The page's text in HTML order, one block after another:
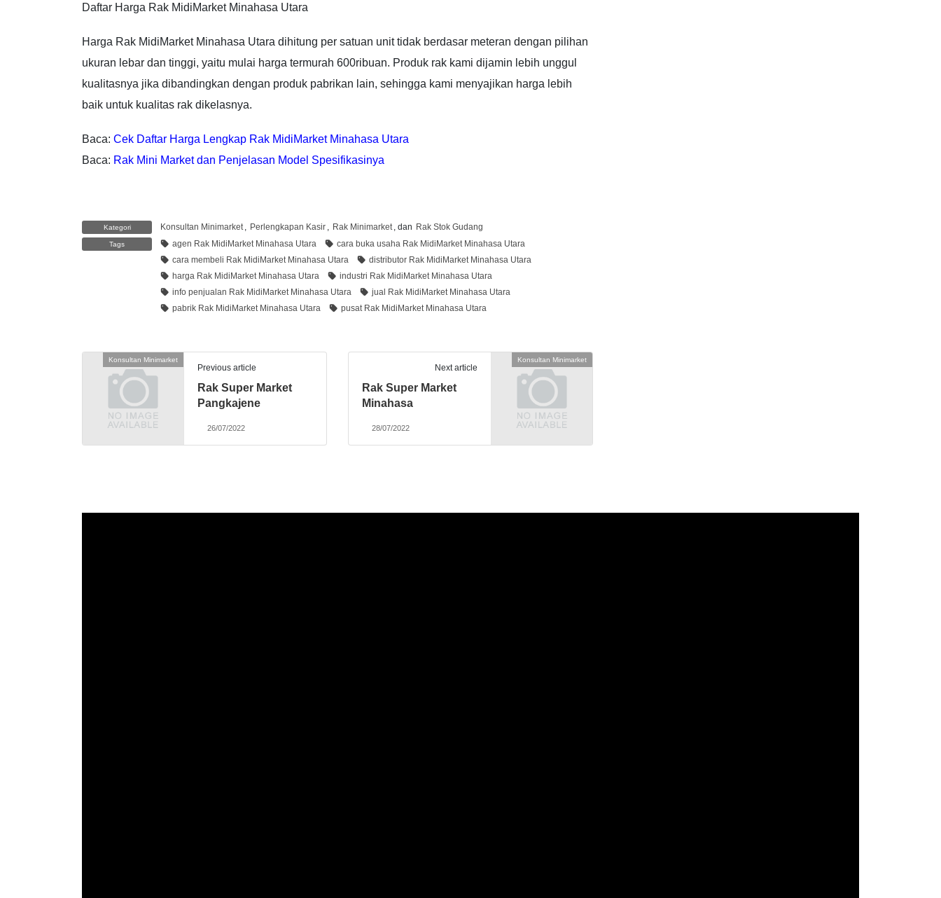
Daftar Harga Rak MidiMarket Minahasa Utara
Harga Rak MidiMarket Minahasa Utara dihitung per satuan unit tidak berdasar meteran dengan pilihan
ukuran lebar dan tinggi, yaitu mulai harga termurah 600ribuan. Produk rak kami dijamin lebih unggul
kualitasnya jika dibandingkan dengan produk pabrikan lain, sehingga kami menyajikan harga lebih
baik untuk kualitas rak dikelasnya.
Baca: Cek Daftar Harga Lengkap Rak MidiMarket Minahasa Utara
Baca: Rak Mini Market dan Penjelasan Model Spesifikasinya
Kategori Konsultan Minimarket , Perlengkapan Kasir , Rak Minimarket , dan Rak Stok Gudang
Tags agen Rak MidiMarket Minahasa Utara
cara buka usaha Rak MidiMarket Minahasa Utara
cara membeli Rak MidiMarket Minahasa Utara
distributor Rak MidiMarket Minahasa Utara
harga Rak MidiMarket Minahasa Utara
industri Rak MidiMarket Minahasa Utara
info penjualan Rak MidiMarket Minahasa Utara
jual Rak MidiMarket Minahasa Utara
pabrik Rak MidiMarket Minahasa Utara
pusat Rak MidiMarket Minahasa Utara
Konsultan Minimarket
Previous article
Rak Super Market
Pangkajene
26/07/2022
Konsultan Minimarket
Next article
Rak Super Market
Minahasa
28/07/2022